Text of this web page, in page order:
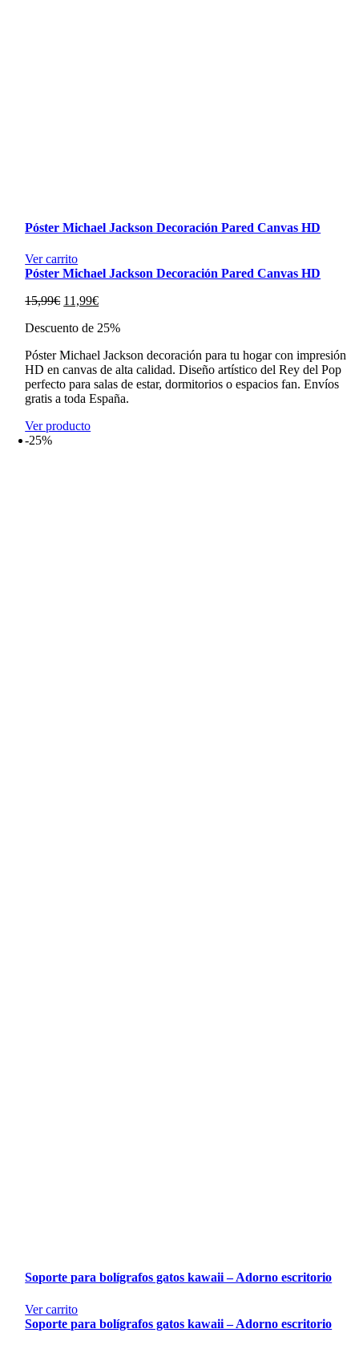
Póster Michael Jackson Decoración Pared Canvas HD
Ver carrito
Póster Michael Jackson Decoración Pared Canvas HD
15,99€ El
original
15,99€.
11,99€El
actual
11,99€.
Descuento de 25%
Póster Michael Jackson decoración para tu hogar con impresión
HD en canvas de alta calidad. Diseño artístico del Rey del Pop
perfecto para salas de estar, dormitorios o espacios fan. Envíos
gratis a toda España.
Ver producto
-25%
Soporte para bolígrafos gatos kawaii – Adorno escritorio
Ver carrito
Soporte para bolígrafos gatos kawaii – Adorno escritorio